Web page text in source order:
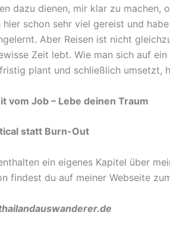
dazu dienen, mir klar zu machen,
hier schon sehr viel gereist und
Aber Reisen ist nicht
Zeit lebt. Wie man sich auf
plant und schließlich umsetzt,
vom Job – Lebe deinen Traum
statt Burn-Out
ein eigenes Kapitel über
findest du auf meiner Webseite